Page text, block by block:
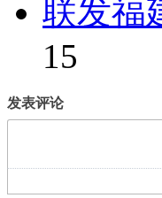
联发福
15
发表评论